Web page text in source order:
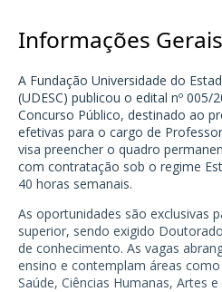
Informações Gerais
A Fundação Universidade do
(UDESC) publicou o edital nº 005/
Concurso Público, destinado ao
efetivas para o cargo de
visa preencher o quadro
com contratação sob o regime
40 horas semanais.
As oportunidades são exclusivas
superior, sendo exigido
de conhecimento. As vagas
ensino e contemplam áreas como
Saúde, Ciências Humanas, Artes